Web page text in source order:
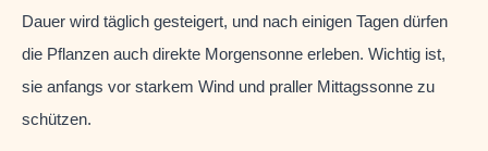
Dauer wird täglich gesteigert, und nach einigen Tagen dürfen
die Pflanzen auch direkte Morgensonne erleben. Wichtig ist,
sie anfangs vor starkem Wind und praller Mittagssonne zu
schützen.